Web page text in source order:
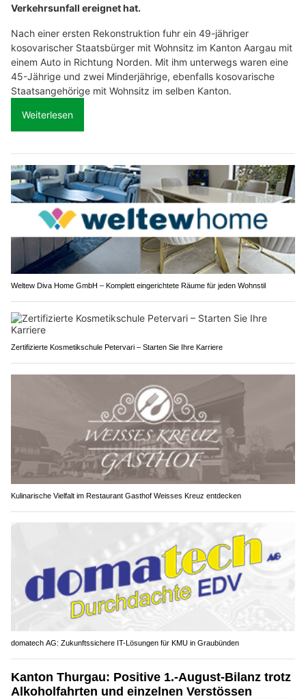
Verkehrsunfall ereignet hat.
Nach einer ersten Rekonstruktion fuhr ein 49-jähriger
kosovarischer Staatsbürger mit Wohnsitz im Kanton Aargau mit
einem Auto in Richtung Norden. Mit ihm unterwegs waren eine
45-Jährige und zwei Minderjährige, ebenfalls kosovarische
Staatsangehörige mit Wohnsitz im selben Kanton.
Weiterlesen
Weltew Diva Home GmbH – Komplett eingerichtete Räume für jeden Wohnstil
Zertifizierte Kosmetikschule Petervari – Starten Sie Ihre Karriere
Kulinarische Vielfalt im Restaurant Gasthof Weisses Kreuz entdecken
domatech AG: Zukunftssichere IT-Lösungen für KMU in Graubünden
Kanton Thurgau: Positive 1.-August-Bilanz trotz
Alkoholfahrten und einzelnen Verstössen